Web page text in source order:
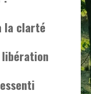
la clarté